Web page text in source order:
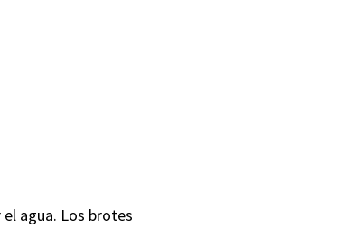
agua. Los brotes